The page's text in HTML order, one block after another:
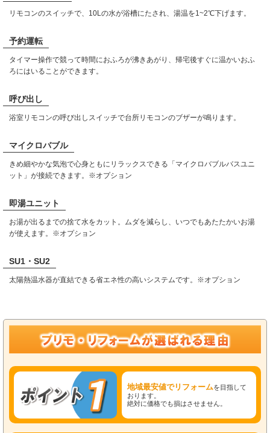
リモコンのスイッチで、10Lの水が浴槽にたされ、湯温を1~2℃下げます。
予約運転
タイマー操作で競って時間におふろが沸きあがり、帰宅後すぐに温かいおふ
ろにはいることができます。
呼び出し
浴室リモコンの呼び出しスイッチで台所リモコンのブザーが鳴ります。
マイクロバブル
きめ細やかな気泡で心身ともにリラックスできる「マイクロバブルバスユニ
ット」が接続できます。※オプション
即湯ユニット
お湯が出るまでの捨て水をカット。ムダを減らし、いつでもあたたかいお湯
が使えます。※オプション
SU1・SU2
太陽熱温水器が直結できる省エネ性の高いシステムです。※オプション
地域最安値でリフォームを目指して
おります。
絶対に価格でも損はさせません。